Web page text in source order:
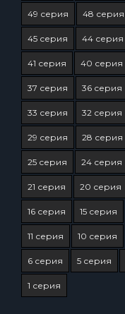
49 серия 48 серия
45 серия 44 серия
41 серия 40 серия
37 серия 36 серия
33 серия 32 серия
29 серия 28 серия
25 серия 24 серия
21 серия 20 серия
16 серия 15 серия
11 серия 10 серия
6 серия 5 серия
1 серия